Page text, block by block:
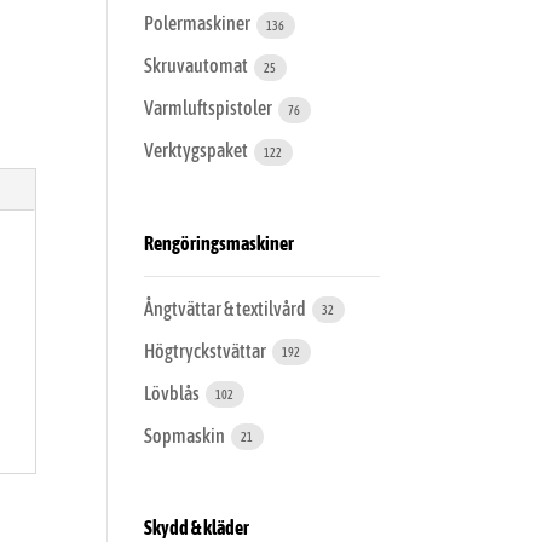
Polermaskiner 136
Skruvautomat 25
Varmluftspistoler 76
Verktygspaket 122
Rengöringsmaskiner
Ångtvättar & textilvård 32
Högtryckstvättar 192
Lövblås 102
Sopmaskin 21
Skydd & kläder